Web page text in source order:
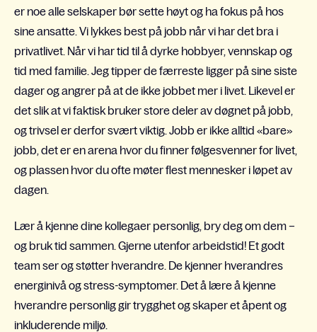
er noe alle selskaper bør sette høyt og ha fokus på hos
sine ansatte. Vi lykkes best på jobb når vi har det bra i
privatlivet. Når vi har tid til å dyrke hobbyer, vennskap og
tid med familie. Jeg tipper de færreste ligger på sine siste
dager og angrer på at de ikke jobbet mer i livet. Likevel er
det slik at vi faktisk bruker store deler av døgnet på jobb,
og trivsel er derfor svært viktig. Jobb er ikke alltid «bare»
jobb, det er en arena hvor du finner følgesvenner for livet,
og plassen hvor du ofte møter flest mennesker i løpet av
dagen.
Lær å kjenne dine kollegaer personlig, bry deg om dem –
og bruk tid sammen. Gjerne utenfor arbeidstid! Et godt
team ser og støtter hverandre. De kjenner hverandres
energinivå og stress-symptomer. Det å lære å kjenne
hverandre personlig gir trygghet og skaper et åpent og
inkluderende miljø.